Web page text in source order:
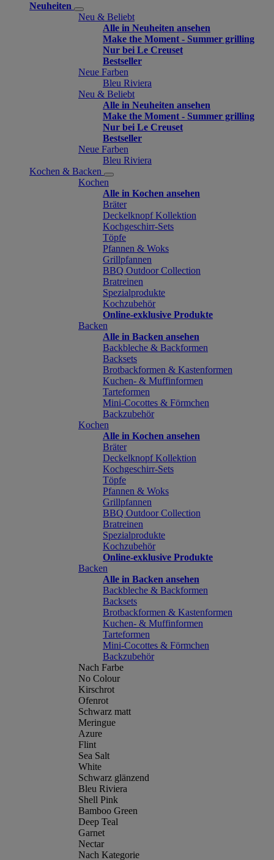
Neuheiten
Neu & Beliebt
Alle in Neuheiten ansehen
Make the Moment - Summer grilling
Nur bei Le Creuset
Bestseller
Neue Farben
Bleu Riviera
Neu & Beliebt
Alle in Neuheiten ansehen
Make the Moment - Summer grilling
Nur bei Le Creuset
Bestseller
Neue Farben
Bleu Riviera
Kochen & Backen
Kochen
Alle in Kochen ansehen
Bräter
Deckelknopf Kollektion
Kochgeschirr-Sets
Töpfe
Pfannen & Woks
Grillpfannen
BBQ Outdoor Collection
Bratreinen
Spezialprodukte
Kochzubehör
Online-exklusive Produkte
Backen
Alle in Backen ansehen
Backbleche & Backformen
Backsets
Brotbackformen & Kastenformen
Kuchen- & Muffinformen
Tarteformen
Mini-Cocottes & Förmchen
Backzubehör
Kochen
Alle in Kochen ansehen
Bräter
Deckelknopf Kollektion
Kochgeschirr-Sets
Töpfe
Pfannen & Woks
Grillpfannen
BBQ Outdoor Collection
Bratreinen
Spezialprodukte
Kochzubehör
Online-exklusive Produkte
Backen
Alle in Backen ansehen
Backbleche & Backformen
Backsets
Brotbackformen & Kastenformen
Kuchen- & Muffinformen
Tarteformen
Mini-Cocottes & Förmchen
Backzubehör
Nach Farbe
No Colour
Kirschrot
Ofenrot
Schwarz matt
Meringue
Azure
Flint
Sea Salt
White
Schwarz glänzend
Bleu Riviera
Shell Pink
Bamboo Green
Deep Teal
Garnet
Nectar
Nach Kategorie